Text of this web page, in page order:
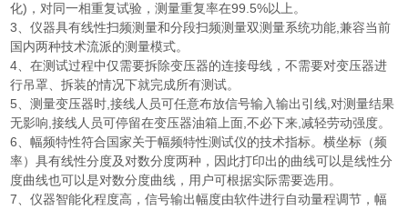
化)，对同一相重复试验，测量重复率在99.5%以上。
3、仪器具有线性扫频测量和分段扫频测量双测量系统功能,兼容当前
国内两种技术流派的测量模式。
4、在测试过程中仅需要拆除变压器的连接母线，不需要对变压器进
行吊罩、拆装的情况下就完成所有测试。
5、测量变压器时,接线人员可任意布放信号输入输出引线,对测量结果
无影响,接线人员可停留在变压器油箱上面,不必下来,减轻劳动强度。
6、幅频特性符合国家关于幅频特性测试仪的技术指标。横坐标（频
率）具有线性分度及对数分度两种，因此打印出的曲线可以是线性分
度曲线也可以是对数分度曲线，用户可根据实际需要选用。
7、仪器智能化程度高，信号输出幅度由软件进行自动量程调节，幅